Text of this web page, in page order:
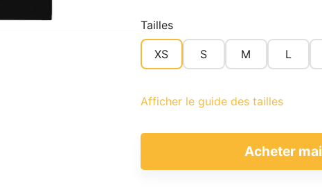
Tailles
XS S M L
Afficher le guide des tailles
Acheter